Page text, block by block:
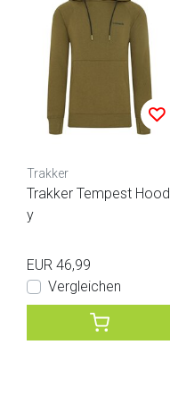
Trakker
Trakker Tempest Hood
y
EUR 46,99
Vergleichen